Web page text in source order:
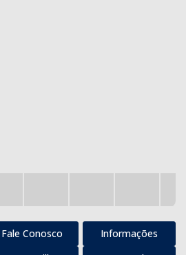
Fale Conosco
Informações